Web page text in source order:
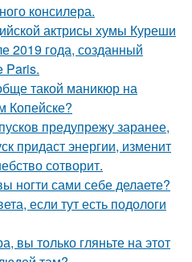
консилера.
актрисы хумы Куреши
2019 года, созданный
Paris.
такой маникюр на
Копейске?
предупрежу заранее,
придаст энергии, изменит
сотворит.
ногти сами себе делаете?
если тут есть подологи
вы только гляньте на этот